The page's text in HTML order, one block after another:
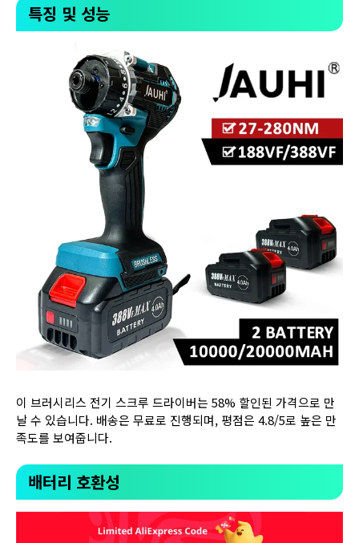
특징 및 성능
이 브러시리스 전기 스크루 드라이버는 58% 할인된 가격으로 만
날 수 있습니다. 배송은 무료로 진행되며, 평점은 4.8/5로 높은 만
족도를 보여줍니다.
배터리 호환성